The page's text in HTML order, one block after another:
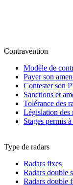
Contravention
Modèle de
Payer son
Contester son
Sanctions et
Tolérance des
Législation des
Stages permis
Type de radars
Radars fixes
Radars double
Radars double